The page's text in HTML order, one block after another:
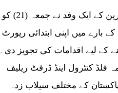
اسلام آباد (گوادر پرو)چینی ڈیزاسٹر مینجمنٹ ماہرین کے ایک وفد نے جمعہ (21) کو
بارے میں اپنی ابتدائی رپورٹ
لیے اقدامات کی تجویز دی۔
کنٹرول اینڈ ڈرفٹ ریلیف
میں 11 رکنی وفد نے پاکستان کے مختلف سیلاب زدہ